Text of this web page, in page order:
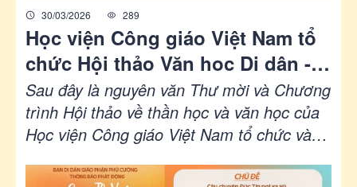
30/03/2026 289
Học viện Công giáo Việt Nam tổ
chức Hội thảo Văn hoc Di dân - Ý
niệm lưu đày và cứu rỗi cùng
những suy tư triết học và thần
học
Sau đây là nguyên văn Thư mời và Chương
trình Hội thảo về thần học và văn học của
Học viện Công giáo Việt Nam tổ chức vào
Tổng Giáo phận Sài Gòn.